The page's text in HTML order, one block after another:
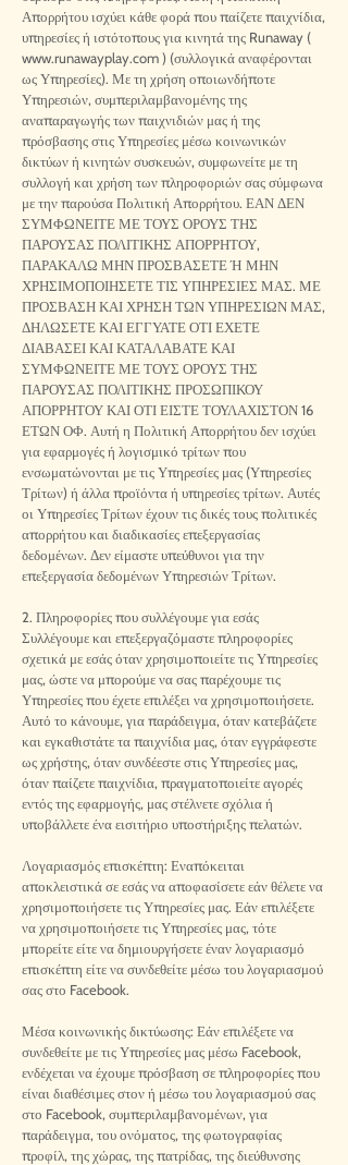
Απορρήτου ισχύει κάθε φορά που παίζετε παιχνίδια,
υπηρεσίες ή ιστότοπους για κινητά της Runaway (
www.runawayplay.com) (συλλογικά αναφέρονται
ως Υπηρεσίες). Με τη χρήση οποιωνδήποτε
Υπηρεσιών, συμπεριλαμβανομένης της
αναπαραγωγής των παιχνιδιών μας ή της
πρόσβασης στις Υπηρεσίες μέσω κοινωνικών
δικτύων ή κινητών συσκευών, συμφωνείτε με τη
συλλογή και χρήση των πληροφοριών σας σύμφωνα
με την παρούσα Πολιτική Απορρήτου. ΕΑΝ ΔΕΝ
ΣΥΜΦΩΝΕΙΤΕ ΜΕ ΤΟΥΣ ΟΡΟΥΣ ΤΗΣ
ΠΑΡΟΥΣΑΣ ΠΟΛΙΤΙΚΗΣ ΑΠΟΡΡΗΤΟΥ,
ΠΑΡΑΚΑΛΩ ΜΗΝ ΠΡΟΣΒΑΣΕΤΕ Ή ΜΗΝ
ΧΡΗΣΙΜΟΠΟΙΗΣΕΤΕ ΤΙΣ ΥΠΗΡΕΣΙΕΣ ΜΑΣ. ΜΕ
ΠΡΟΣΒΑΣΗ ΚΑΙ ΧΡΗΣΗ ΤΩΝ ΥΠΗΡΕΣΙΩΝ ΜΑΣ,
ΔΗΛΩΣΕΤΕ ΚΑΙ ΕΓΓΥΑΤΕ ΟΤΙ ΕΧΕΤΕ
ΔΙΑΒΑΣΕΙ ΚΑΙ ΚΑΤΑΛΑΒΑΤΕ ΚΑΙ
ΣΥΜΦΩΝΕΙΤΕ ΜΕ ΤΟΥΣ ΟΡΟΥΣ ΤΗΣ
ΠΑΡΟΥΣΑΣ ΠΟΛΙΤΙΚΗΣ ΠΡΟΣΩΠΙΚΟΥ
ΑΠΟΡΡΗΤΟΥ ΚΑΙ ΟΤΙ ΕΙΣΤΕ ΤΟΥΛΑΧΙΣΤΟΝ 16
ΕΤΩΝ ΟΦ. Αυτή η Πολιτική Απορρήτου δεν ισχύει
για εφαρμογές ή λογισμικό τρίτων που
ενσωματώνονται με τις Υπηρεσίες μας (Υπηρεσίες
Τρίτων) ή άλλα προϊόντα ή υπηρεσίες τρίτων. Αυτές
οι Υπηρεσίες Τρίτων έχουν τις δικές τους πολιτικές
απορρήτου και διαδικασίες επεξεργασίας
δεδομένων. Δεν είμαστε υπεύθυνοι για την
επεξεργασία δεδομένων Υπηρεσιών Τρίτων.
2. Πληροφορίες που συλλέγουμε για εσάς
Συλλέγουμε και επεξεργαζόμαστε πληροφορίες
σχετικά με εσάς όταν χρησιμοποιείτε τις Υπηρεσίες
μας, ώστε να μπορούμε να σας παρέχουμε τις
Υπηρεσίες που έχετε επιλέξει να χρησιμοποιήσετε.
Αυτό το κάνουμε, για παράδειγμα, όταν κατεβάζετε
και εγκαθιστάτε τα παιχνίδια μας, όταν εγγράφεστε
ως χρήστης, όταν συνδέεστε στις Υπηρεσίες μας,
όταν παίζετε παιχνίδια, πραγματοποιείτε αγορές
εντός της εφαρμογής, μας στέλνετε σχόλια ή
υποβάλλετε ένα εισιτήριο υποστήριξης πελατών.
Λογαριασμός επισκέπτη: Εναπόκειται
αποκλειστικά σε εσάς να αποφασίσετε εάν θέλετε να
χρησιμοποιήσετε τις Υπηρεσίες μας. Εάν επιλέξετε
να χρησιμοποιήσετε τις Υπηρεσίες μας, τότε
μπορείτε είτε να δημιουργήσετε έναν λογαριασμό
επισκέπτη είτε να συνδεθείτε μέσω του λογαριασμού
σας στο Facebook.
Μέσα κοινωνικής δικτύωσης: Εάν επιλέξετε να
συνδεθείτε με τις Υπηρεσίες μας μέσω Facebook,
ενδέχεται να έχουμε πρόσβαση σε πληροφορίες που
είναι διαθέσιμες στον ή μέσω του λογαριασμού σας
στο Facebook, συμπεριλαμβανομένων, για
παράδειγμα, του ονόματος, της φωτογραφίας
προφίλ, της χώρας, της πατρίδας, της διεύθυνσης